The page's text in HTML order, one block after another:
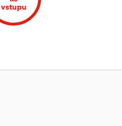
vstupu